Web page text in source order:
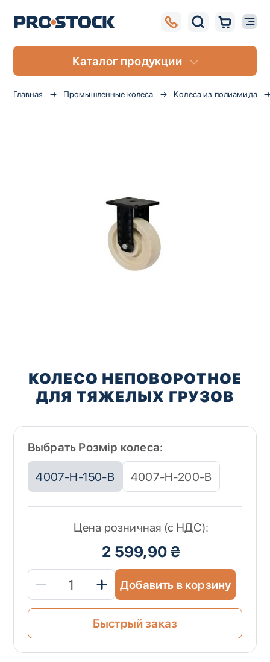
Главная Промышленные колеса Колеса из полиамида
началу
галереи
КОЛЕСО НЕПОВОРОТНОЕ
ДЛЯ ТЯЖЕЛЫХ ГРУЗОВ
Выбрать Розмір колеса:
4007-H-150-B 4007-H-200-B
Цена розничная (с НДС):
2 599,90 ₴
Добавить в корзину
Быстрый заказ
Каталог продукции